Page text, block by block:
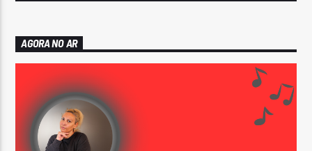
AGORA NO AR